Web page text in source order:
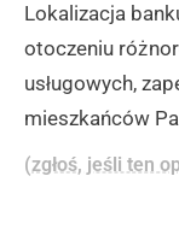
Lokalizacja
otoczeniu
usługowych,
mieszkańców
(zgłoś, jeśli ten